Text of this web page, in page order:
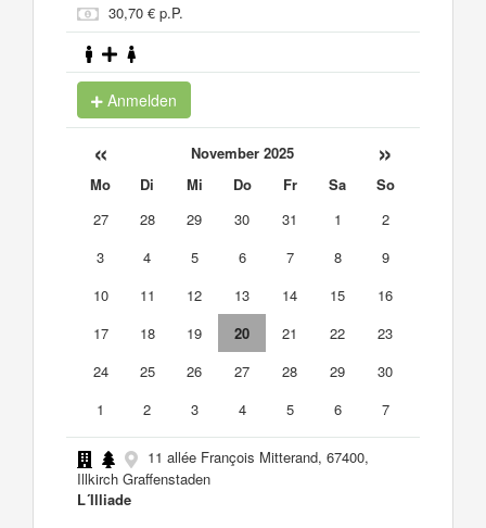
30,70 € p.P.
Anmelden
« November 2025 »
Mo Di Mi Do Fr Sa
So
27
28 29 30 31 1
2
3
4 5 6 7 8
9
10
11 12 13 14 15
16
17
18 19 20 21 22
23
24
25 26 27 28 29
30
1
2 3 4 5 6 7
11 allée François Mitterand, 67400,
Illkirch Graffenstaden
L´Illiade